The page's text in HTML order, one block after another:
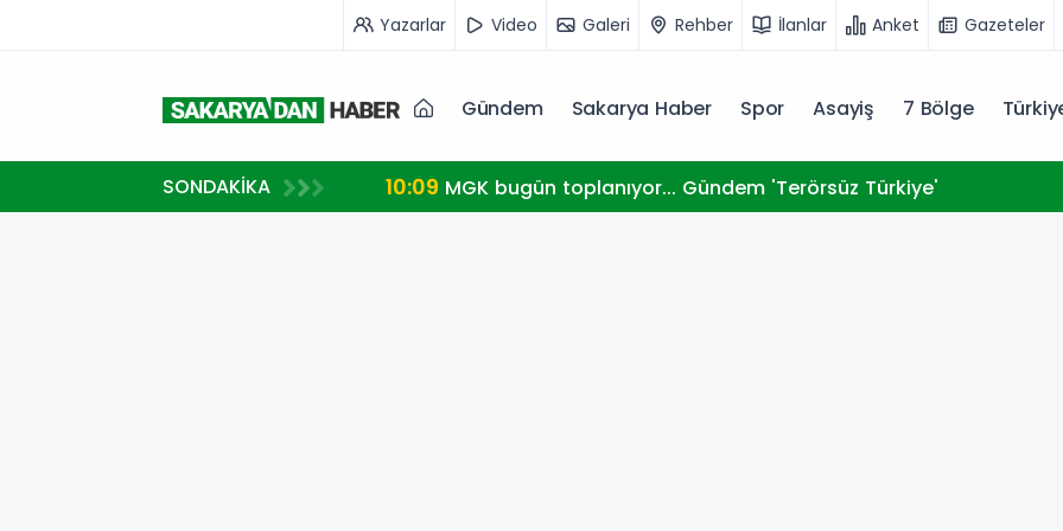
Yazarlar Video Galeri Rehber İlanlar Anket Gazeteler
Gündem Sakarya Haber Spor Asayiş 7 Bölge
SONDAKİKA 10:09 MGK bugün toplanıyor... Gündem 'Terörsüz Türkiye'